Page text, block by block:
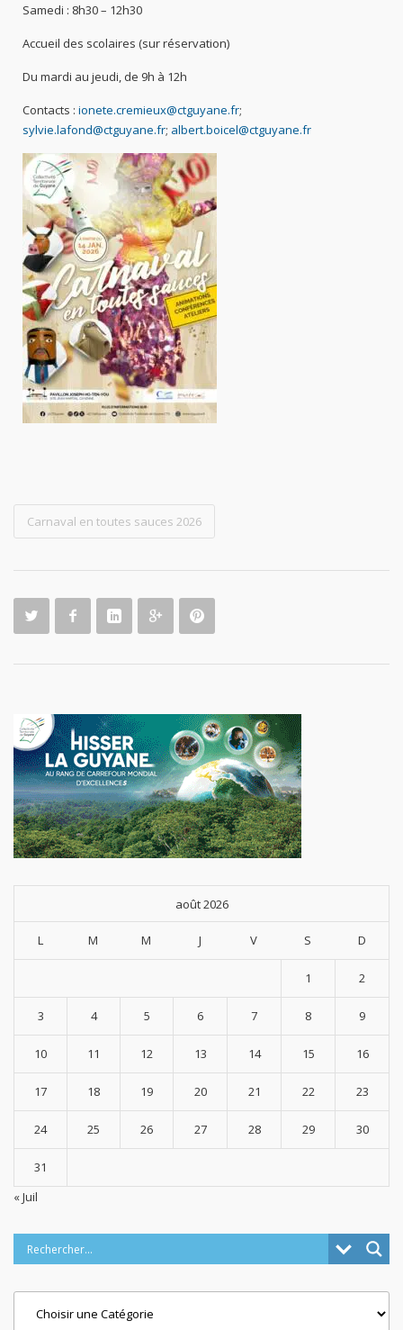
Samedi : 8h30 – 12h30
Accueil des scolaires (sur réservation)
Du mardi au jeudi, de 9h à 12h
Contacts :ionete.cremieux@ctguyane.fr;
sylvie.lafond@ctguyane.fr; albert.boicel@ctguyane.fr
Carnaval en toutes sauces 2026
août 2026
L M M J V S D
1 2
3 4 5 6 7 8 9
10 11 12 13 14 15 16
17 18 19 20 21 22 23
24 25 26 27 28 29 30
31
« Juil